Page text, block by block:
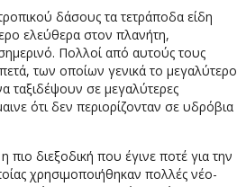
δάσους τα τετράποδα είδη
ελεύθερα στον πλανήτη,
Πολλοί από αυτούς τους
των οποίων γενικά το μεγαλύτερο
ταξιδέψουν σε μεγαλύτερες
ότι δεν περιορίζονταν σε υδρόβια
πιο διεξοδική που έγινε ποτέ για την
χρησιμοποιήθηκαν πολλές νέο-